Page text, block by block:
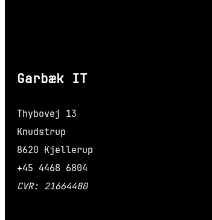
Garbæk IT
Thybovej 13
Knudstrup
8620 Kjellerup
+45 4468 6804
CVR: 21664480